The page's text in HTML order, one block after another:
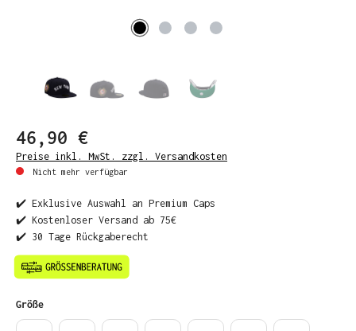
46,90 €
Preise inkl. MwSt. zzgl. Versandkosten
Nicht mehr verfügbar
✔️ Exklusive Auswahl an Premium Caps
✔️ Kostenloser Versand ab 75€
✔️ 30 Tage Rückgaberecht
Größeauswählen